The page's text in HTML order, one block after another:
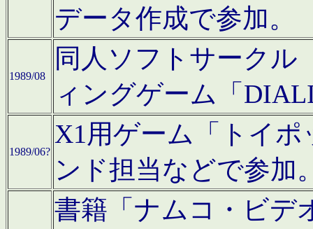
データ作成で参加。
1989/08
同人ソフトサークル
ィングゲーム「
1989/06?
X1用ゲーム「トイ
ンド担当などで参加
書籍「ナムコ・ビデ